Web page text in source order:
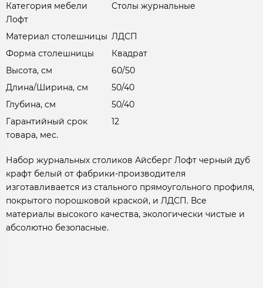
Категория мебели
Лофт
Столы журнальные
Материал столешницы ЛДСП
Форма столешницы
Квадрат
Высота, см
60/50
Длина/Ширина, см
50/40
Глубина, см
50/40
Гарантийный срок
товара, мес.
12
Набор журнальных столиков Айсберг Лофт черный дуб
крафт белый от фабрики-производителя
изготавливается из стального прямоугольного профиля,
покрытого порошковой краской, и ЛДСП. Все
материалы высокого качества, экологически чистые и
абсолютно безопасные.